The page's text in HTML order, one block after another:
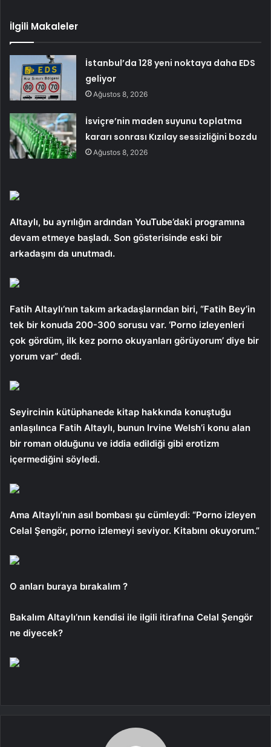
İlgili Makaleler
İstanbul’da 128 yeni noktaya daha EDS
geliyor
Ağustos 8, 2026
İsviçre’nin maden suyunu toplatma
kararı sonrası Kızılay sessizliğini bozdu
Ağustos 8, 2026
Altaylı, bu ayrılığın ardından YouTube’daki programına
devam etmeye başladı. Son gösterisinde eski bir
arkadaşını da unutmadı.
Fatih Altaylı’nın takım arkadaşlarından biri, “Fatih Bey’in
tek bir konuda 200-300 sorusu var. ‘Porno izleyenleri
çok gördüm, ilk kez porno okuyanları görüyorum’ diye bir
yorum var” dedi.
Seyircinin kütüphanede kitap hakkında konuştuğu
anlaşılınca Fatih Altaylı, bunun Irvine Welsh’i konu alan
bir roman olduğunu ve iddia edildiği gibi erotizm
içermediğini söyledi.
Ama Altaylı’nın asıl bombası şu cümleydi: “Porno izleyen
Celal Şengör, porno izlemeyi seviyor. Kitabını okuyorum.”
O anları buraya bırakalım ?
Bakalım Altaylı’nın kendisi ile ilgili itirafına Celal Şengör
ne diyecek?